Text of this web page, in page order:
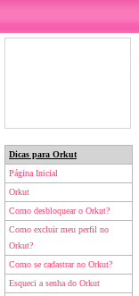
Dicas para Orkut
Página Inicial
Orkut
Como desbloquear o Orkut?
Como excluir meu perfil no
Orkut?
Como se cadastrar no Orkut?
Esqueci a senha do Orkut